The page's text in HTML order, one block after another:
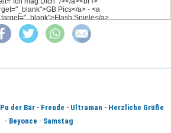
Pu der Bär- Freude - Ultraman - Herzliche Grüße
- Beyonce - Samstag